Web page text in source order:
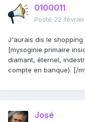
0100011
Posté 22
J'aurais dis le
[mysoginie primaire
diamant, éternel,
compte en banque). [/
José